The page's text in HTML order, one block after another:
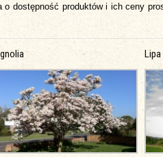
dostępność produktów i ich ceny
Lipa